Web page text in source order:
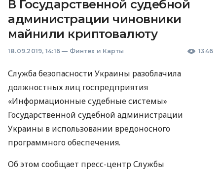
В Государственной судебной
администрации чиновники
майнили криптовалюту
18.09.2019, 14:16 — Финтех и Карты 1346
Служба безопасности Украины разоблачила
должностных лиц госпредприятия
«Информационные судебные системы»
Государственной судебной администрации
Украины в использовании вредоносного
программного обеспечения.
Об этом сообщает пресс-центр Службы